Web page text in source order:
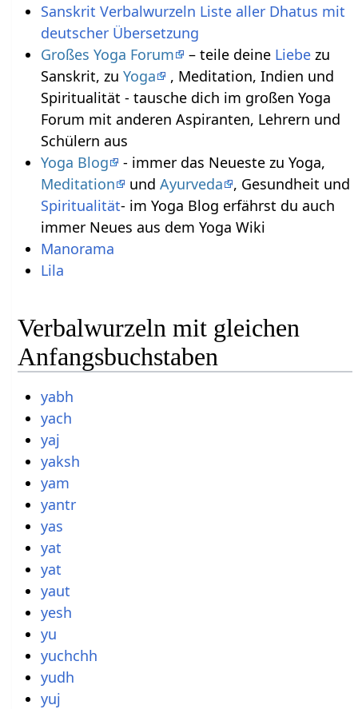
Sanskrit Verbalwurzeln Liste aller Dhatus mit
deutscher Übersetzung
Großes Yoga Forum
– teile deine Liebezu
Sanskrit, zu Yoga
, Meditation, Indien und
Spiritualität - tausche dich im großen Yoga
Forum mit anderen Aspiranten, Lehrern und
Schülern aus
Yoga Blog
- immer das Neueste zu Yoga,
Meditation
und Ayurveda
, Gesundheit und
Spiritualität- im Yoga Blog erfährst du auch
immer Neues aus dem Yoga Wiki
Manorama
Lila
Verbalwurzeln mit gleichen
Anfangsbuchstaben
yabh
yach
yaj
yaksh
yam
yantr
yas
yat
yat
yaut
yesh
yu
yuchchh
yudh
yuj